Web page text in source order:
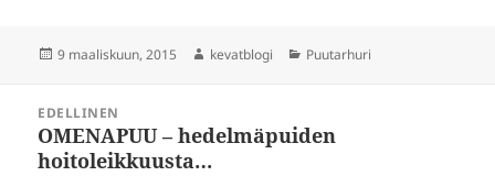
Julkaistu
9 maaliskuun, 2015 Kirjoittaja
kevatblogi Kategoriat
Puutarhuri
selausEDELLINEN
Edellinen
artikkeli:
OMENAPUU – hedelmäpuiden
hoitoleikkuusta…